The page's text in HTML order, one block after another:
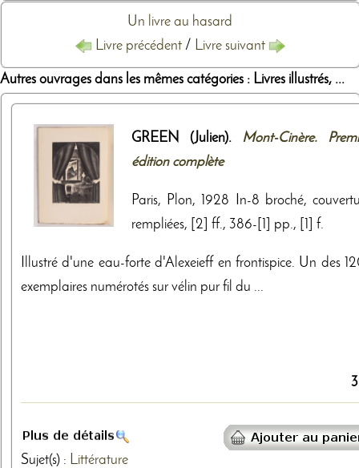
Un livre au hasard
Livre précédent / Livre suivant
Autres ouvrages dans les mêmes catégories : Livres illustrés, ...
GREEN (Julien). Mont-Cinère.
édition complète
Paris, Plon, 1928 In-8 broché,
rempliées, [2] ff., 386-[1] pp., [1] f.
Illustré d'une eau-forte d'Alexeieff en frontispice. Un des
exemplaires numérotés sur vélin pur fil du ...
Sujet(s) : Littérature